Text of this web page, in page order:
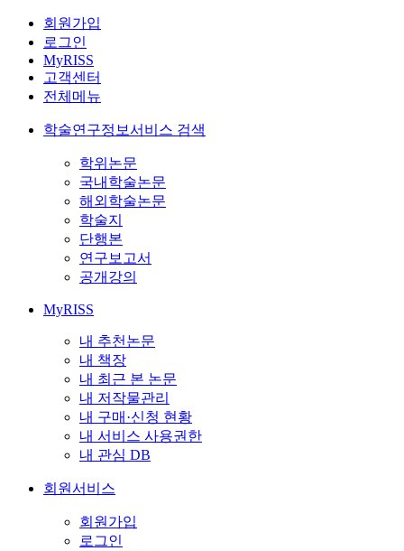
회원가입
로그인
MyRISS
고객센터
전체메뉴
학술연구정보서비스 검색
학위논문
국내학술논문
해외학술논문
학술지
단행본
연구보고서
공개강의
MyRISS
내 추천논문
내 책장
내 최근 본 논문
내 저작물관리
내 구매·신청 현황
내 서비스 사용권한
내 관심 DB
회원서비스
회원가입
로그인